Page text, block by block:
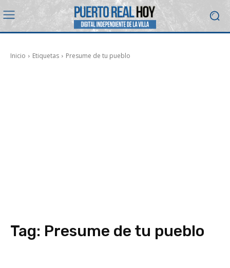
Inicio Etiquetas Presume de tu pueblo
Tag: Presume de tu pueblo